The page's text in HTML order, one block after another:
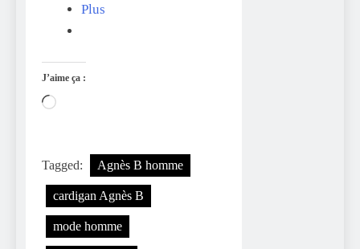
Plus
J’aime ça :
Chargement…
Tagged: Agnès B homme
cardigan Agnès B
mode homme